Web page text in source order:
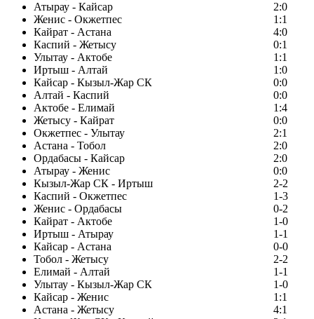
Атырау - Кайсар
2:0
Женис - Окжетпес
1:1
Кайрат - Астана
4:0
Каспий - Жетысу
0:1
Улытау - Актобе
1:1
Иртыш - Алтай
1:0
Кайсар - Кызыл-Жар СК
0:0
Алтай - Каспий
0:0
Актобе - Елимай
1:4
Жетысу - Кайрат
0:0
Окжетпес - Улытау
2:1
Астана - Тобол
2:0
Ордабасы - Кайсар
2:0
Атырау - Женис
0:0
Кызыл-Жар СК - Иртыш
2-2
Каспий - Окжетпес
1-3
Женис - Ордабасы
0-2
Кайрат - Актобе
1-0
Иртыш - Атырау
1-1
Кайсар - Астана
0-0
Тобол - Жетысу
2-2
Елимай - Алтай
1-1
Улытау - Кызыл-Жар СК
1-0
Кайсар - Женис
1:1
Астана - Жетысу
4:1